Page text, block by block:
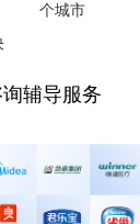
个城市
辅导服务